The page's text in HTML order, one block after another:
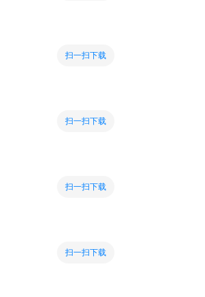
扫一扫下载
扫一扫下载
扫一扫下载
扫一扫下载